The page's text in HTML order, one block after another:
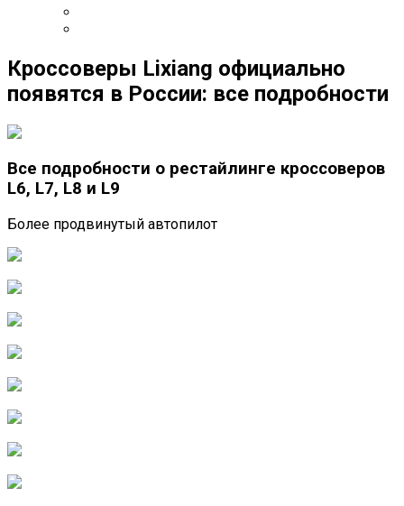
Кроссоверы Lixiang официально
появятся в России: все подробности
Все подробности о рестайлинге кроссоверов
L6, L7, L8 и L9
Более продвинутый автопилот